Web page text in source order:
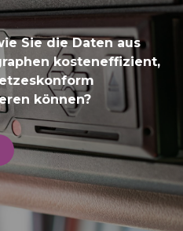
Sie die Daten aus
kosteneffizient,
können?